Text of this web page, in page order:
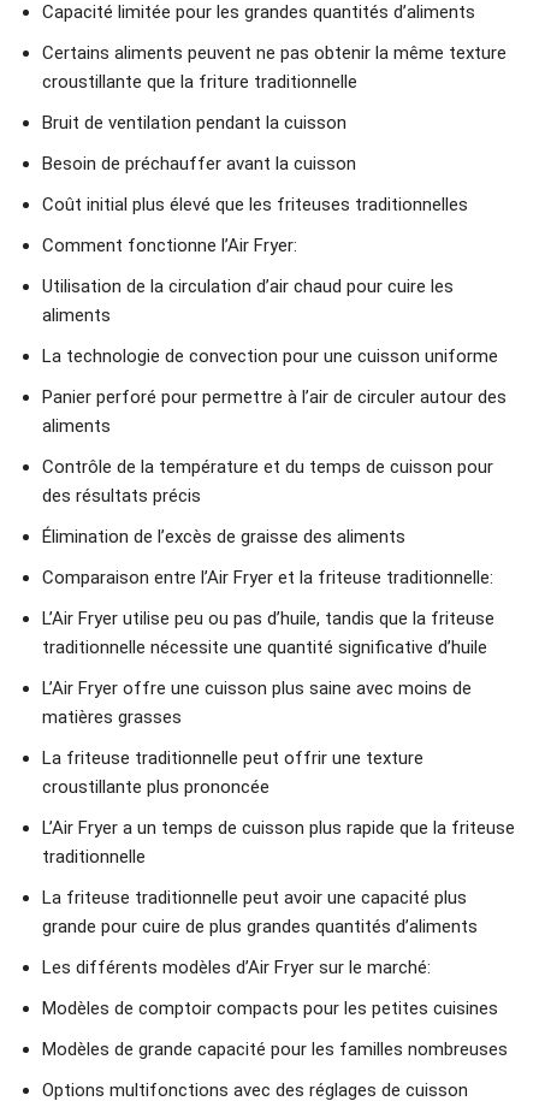
Capacité limitée pour les grandes quantités d’aliments
Certains aliments peuvent ne pas obtenir la même texture
croustillante que la friture traditionnelle
Bruit de ventilation pendant la cuisson
Besoin de préchauffer avant la cuisson
Coût initial plus élevé que les friteuses traditionnelles
Comment fonctionne l’Air Fryer:
Utilisation de la circulation d’air chaud pour cuire les
aliments
La technologie de convection pour une cuisson uniforme
Panier perforé pour permettre à l’air de circuler autour des
aliments
Contrôle de la température et du temps de cuisson pour
des résultats précis
Élimination de l’excès de graisse des aliments
Comparaison entre l’Air Fryer et la friteuse traditionnelle:
L’Air Fryer utilise peu ou pas d’huile, tandis que la friteuse
traditionnelle nécessite une quantité significative d’huile
L’Air Fryer offre une cuisson plus saine avec moins de
matières grasses
La friteuse traditionnelle peut offrir une texture
croustillante plus prononcée
L’Air Fryer a un temps de cuisson plus rapide que la friteuse
traditionnelle
La friteuse traditionnelle peut avoir une capacité plus
grande pour cuire de plus grandes quantités d’aliments
Les différents modèles d’Air Fryer sur le marché:
Modèles de comptoir compacts pour les petites cuisines
Modèles de grande capacité pour les familles nombreuses
Options multifonctions avec des réglages de cuisson